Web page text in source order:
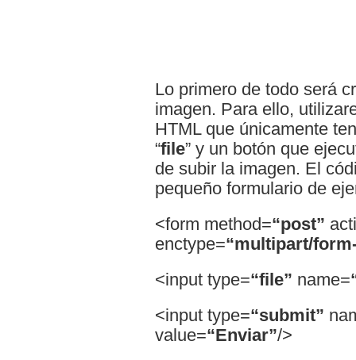
Lo primero de todo será
imagen. Para ello,
HTML que únicamente
“file” y un botón que
de subir la imagen. El
pequeño formulario de
<form method=“post”
enctype=“multipart/
<input type=“file” name=
<input type=“submit”
value=“Enviar”/>